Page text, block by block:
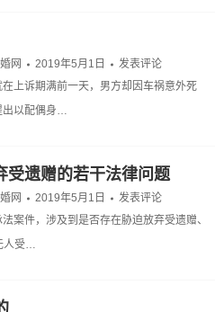
网 2019年5月1日
发表评论
上诉期满前一天，男方却因车祸意外死
出以配偶身…
受遗赠的若干法律问题
网 2019年5月1日
发表评论
案件，涉及到是否存在胁迫放弃受遗赠、
人受…